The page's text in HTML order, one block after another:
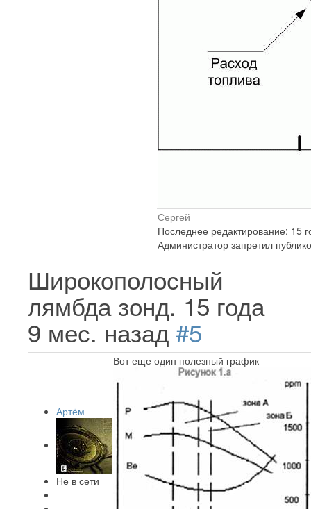
Сергей
Последнее редактирование: 15
Администратор запретил
Широкополосный
лямбда зонд. 15 года
9 мес. назад#5
Артём
Не в сети
Вот еще один полезный график